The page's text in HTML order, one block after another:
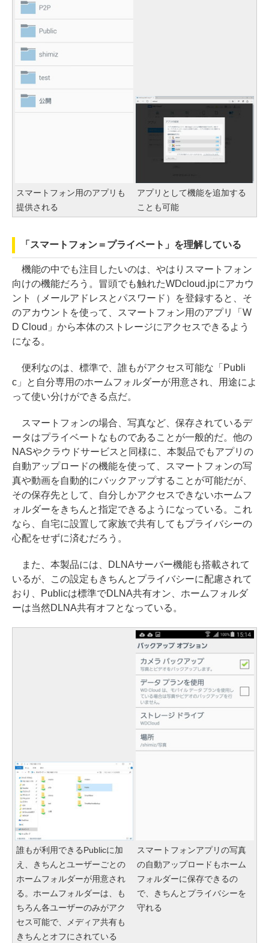
スマートフォン用のアプリも
提供される
アプリとして機能を追加する
ことも可能
「スマートフォン＝プライベート」を理解している
機能の中でも注目したいのは、やはりスマートフォン
向けの機能だろう。冒頭でも触れたWDcloud.jpにアカウ
ント（メールアドレスとパスワード）を登録すると、そ
のアカウントを使って、スマートフォン用のアプリ「W
D Cloud」から本体のストレージにアクセスできるよう
になる。
便利なのは、標準で、誰もがアクセス可能な「Publi
c」と自分専用のホームフォルダーが用意され、用途によ
って使い分けができる点だ。
スマートフォンの場合、写真など、保存されているデ
ータはプライベートなものであることが一般的だ。他の
NASやクラウドサービスと同様に、本製品でもアプリの
自動アップロードの機能を使って、スマートフォンの写
真や動画を自動的にバックアップすることが可能だが、
その保存先として、自分しかアクセスできないホームフ
ォルダーをきちんと指定できるようになっている。これ
なら、自宅に設置して家族で共有してもプライバシーの
心配をせずに済むだろう。
また、本製品には、DLNAサーバー機能も搭載されて
いるが、この設定もきちんとプライバシーに配慮されて
おり、Publicは標準でDLNA共有オン、ホームフォルダ
ーは当然DLNA共有オフとなっている。
誰もが利用できるPublicに加
え、きちんとユーザーごとの
ホームフォルダーが用意され
る。ホームフォルダーは、も
ちろん各ユーザーのみがアク
セス可能で、メディア共有も
きちんとオフにされている
スマートフォンアプリの写真
の自動アップロードもホーム
フォルダーに保存できるの
で、きちんとプライバシーを
守れる